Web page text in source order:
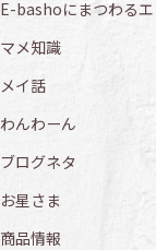
E-bashoにまつわるエ
マメ知識
メイ話
わんわーん
ブログネタ
お星さま
商品情報